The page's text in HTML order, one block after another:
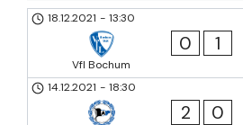
18.12.2021 - 13:30
Vfl Bochum
0 1
14.12.2021 - 18:30
2 0